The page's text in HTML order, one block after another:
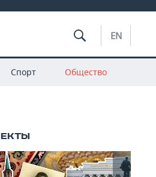
EN
Спорт Общество